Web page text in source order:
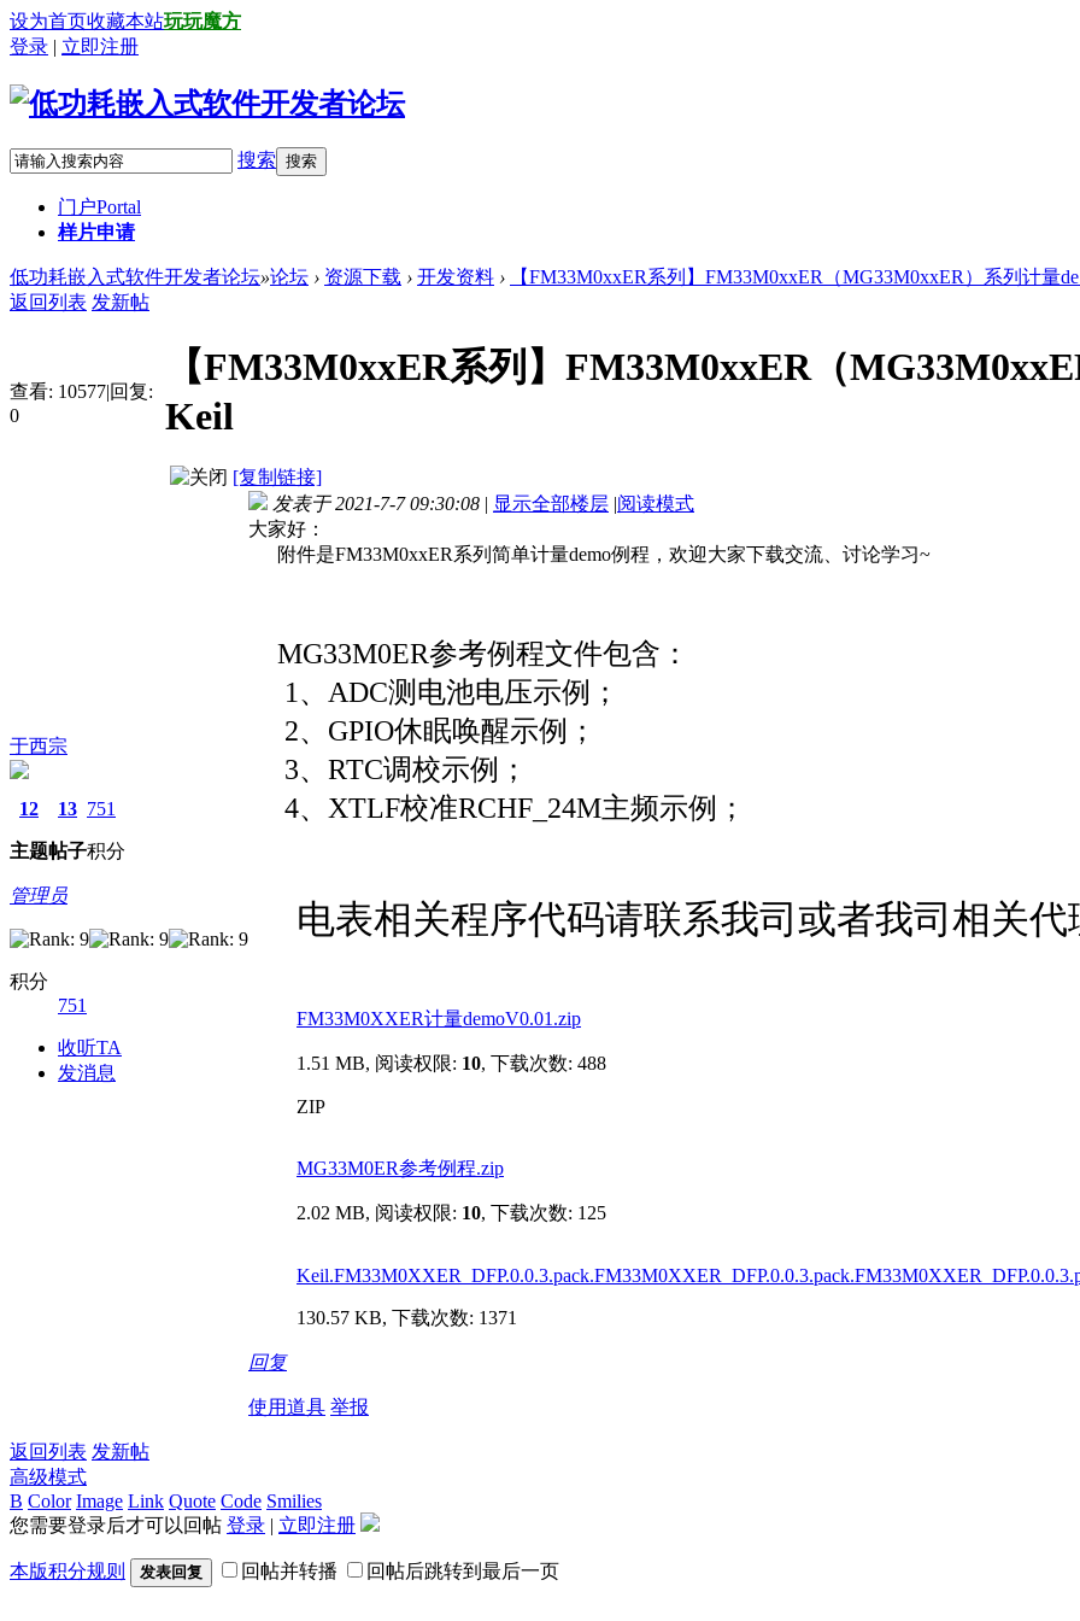
设为首页收藏本站玩玩魔方
登录 | 立即注册
搜索 搜索
门户Portal
样片申请
低功耗嵌入式软件开发者论坛»论坛 › 资源下载 › 开发资料 ›
【FM33M0xxER系列】FM33M0xxER（MG33M0xxER）系列计量
返回列表 发新帖
查看: 10577|回复:
0
【FM33M0xxER系列】FM33M0xxER（
Keil
[复制链接]
于西宗
12
主题
13
帖子
751
积分
管理员
积分
751
收听TA
发消息
发表于 2021-7-7 09:30:08 | 显示全部楼层 |阅读模式
大家好：
附件是FM33M0xxER系列简单计量demo例程，欢迎大家下载交流、讨论学习~
MG33M0ER参考例程文件包含：
1、ADC测电池电压示例；
2、GPIO休眠唤醒示例；
3、RTC调校示例；
4、XTLF校准RCHF_24M主频示例；
电表相关程序代码请联系我司或者我司相关代
FM33M0XXER计量demoV0.01.zip
1.51 MB, 阅读权限: 10, 下载次数: 488
ZIP
MG33M0ER参考例程.zip
2.02 MB, 阅读权限: 10, 下载次数: 125
130.57 KB, 下载次数: 1371
回复
使用道具 举报
返回列表 发新帖
高级模式
B Color Image Link Quote Code Smilies
您需要登录后才可以回帖 登录 | 立即注册
本版积分规则 发表回复 回帖并转播 回帖后跳转到最后一页